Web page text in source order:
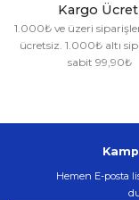
Kargo
1.000₺ ve üzeri
ücretsiz. 1.000₺ altı
sabit 99,90₺
Hemen E-posta